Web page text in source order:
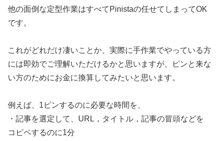
他の面倒な定型作業はすべてPinistaの任せてしまってOK
です。
これがどれだけ凄いことか、実際に手作業でやっている方
には即効でご理解いただけるかと思いますが、ピンと来な
い方のためにお金に換算してみたいと思います。
例えば、1ピンするのに必要な時間を、
・記事を選定して、URL，タイトル，記事の冒頭などを
コピペするのに1分